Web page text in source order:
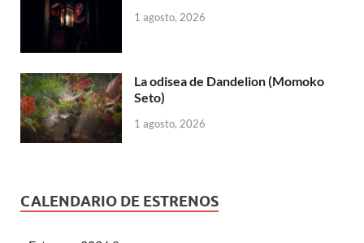
1 agosto, 2026
La odisea de Dandelion (Momoko
Seto)
1 agosto, 2026
CALENDARIO DE ESTRENOS